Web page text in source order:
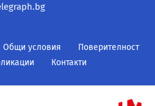
Общи условия
Поверителност
Контакти